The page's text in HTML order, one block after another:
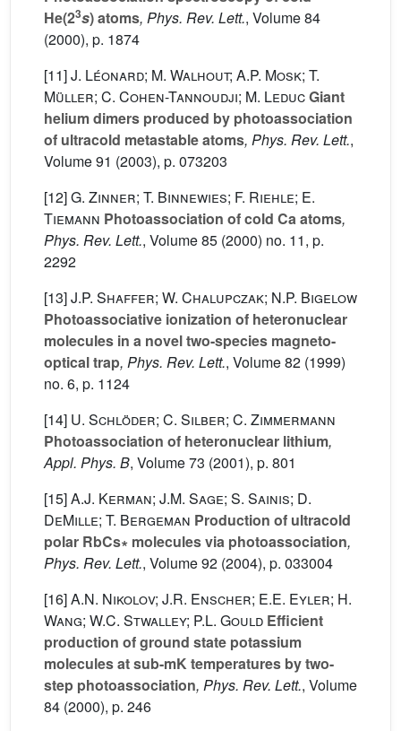
He(23s) atoms, Phys. Rev. Lett., Volume 84
(2000), p. 1874
[11]J. Léonard; M. Walhout; A.P. Mosk; T.
Müller; C. Cohen-Tannoudji; M. LeducGiant
helium dimers produced by photoassociation
of ultracold metastable atoms, Phys. Rev. Lett.,
Volume 91 (2003), p. 073203
[12]G. Zinner; T. Binnewies; F. Riehle; E.
Tiemann Photoassociation of cold Ca atoms,
Phys. Rev. Lett., Volume 85 (2000) no. 11, p.
2292
[13]J.P. Shaffer; W. Chalupczak; N.P. Bigelow
Photoassociative ionization of heteronuclear
molecules in a novel two-species magneto-
optical trap, Phys. Rev. Lett., Volume 82 (1999)
no. 6, p. 1124
[14] U. Schlöder; C. Silber; C. Zimmermann
Photoassociation of heteronuclear lithium,
Appl. Phys. B, Volume 73 (2001), p. 801
[15]A.J. Kerman; J.M. Sage; S. Sainis; D.
DeMille; T. Bergeman Production of ultracold
polar RbCs∗ molecules via photoassociation,
Phys. Rev. Lett., Volume 92 (2004), p. 033004
[16]A.N. Nikolov; J.R. Enscher; E.E. Eyler; H.
Wang; W.C. Stwalley; P.L. Gould Efficient
production of ground state potassium
molecules at sub-mK temperatures by two-
step photoassociation, Phys. Rev. Lett., Volume
84 (2000), p. 246